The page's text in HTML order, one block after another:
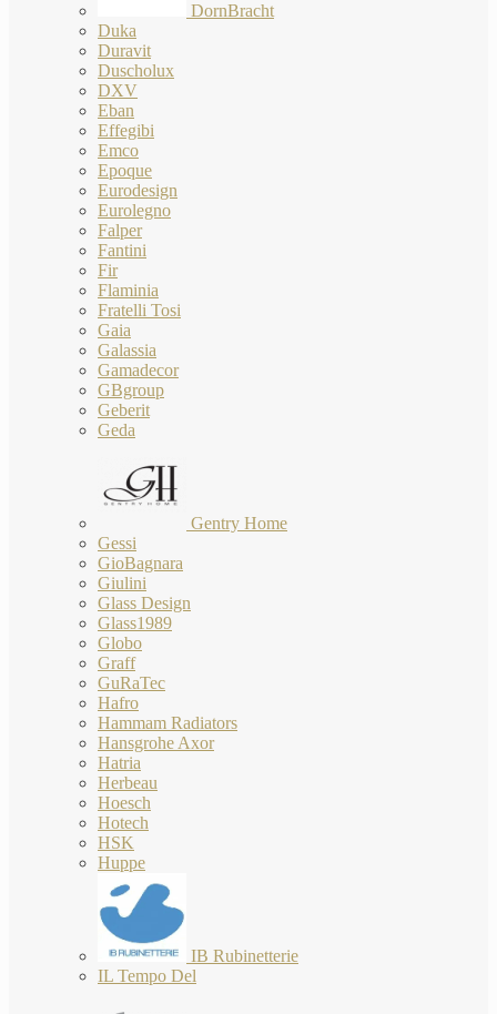
DornBracht
Duka
Duravit
Duscholux
DXV
Eban
Effegibi
Emco
Epoque
Eurodesign
Eurolegno
Falper
Fantini
Fir
Flaminia
Fratelli Tosi
Gaia
Galassia
Gamadecor
GBgroup
Geberit
Geda
Gentry Home
Gessi
GioBagnara
Giulini
Glass Design
Glass1989
Globo
Graff
GuRaTec
Hafro
Hammam Radiators
Hansgrohe Axor
Hatria
Herbeau
Hoesch
Hotech
HSK
Huppe
IB Rubinetterie
IL Tempo Del